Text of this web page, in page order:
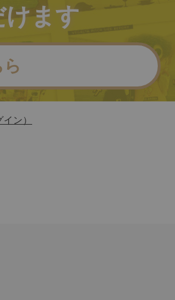
ます
ン）